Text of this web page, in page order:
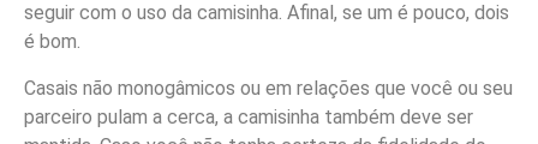
seguir com o uso da camisinha. Afinal, se um é pouco, dois
é bom.
Casais não monogâmicos ou em relações que você ou seu
parceiro pulam a cerca, a camisinha também deve ser